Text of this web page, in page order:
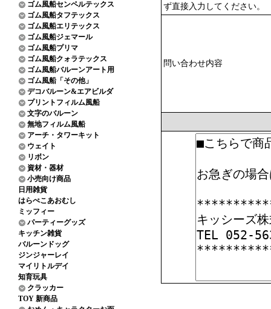
ゴム風船センペルテックス
ゴム風船タフテックス
ゴム風船エリテックス
ゴム風船ジェマール
ゴム風船プリマ
ゴム風船クォラテックス
ゴム風船バルーンアート用
ゴム風船「その他」
デコバルーン&エアビルダ
プリントフィルム風船
文字のバルーン
無地フィルム風船
アーチ・タワーキット
ウェイト
リボン
資材・器材
小売向け商品
日用雑貨
はらぺこあおむし
ミッフィー
パーティーグッズ
キッチン雑貨
バルーンドッグ
ジンジャーレイ
マイリトルデイ
知育玩具
クラッカー
TOY 新商品
ず直接入力してください。
問い合わせ内容